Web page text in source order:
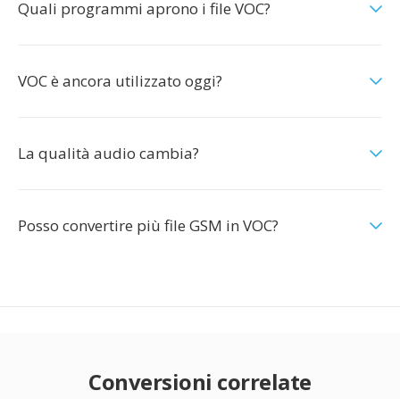
Quali programmi aprono i file VOC?
VOC è ancora utilizzato oggi?
La qualità audio cambia?
Posso convertire più file GSM in VOC?
Conversioni correlate